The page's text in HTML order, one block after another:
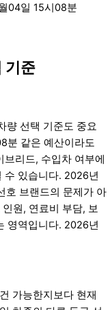
04일 15시08분
기준
량 선택 기준도 중요
분 같은 예산이라도
리드, 수입차 여부에
수 있습니다. 2026년
호 브랜드의 문제가 아
원, 연료비 부담, 보
영역입니다. 2026년
가능한지보다 현재